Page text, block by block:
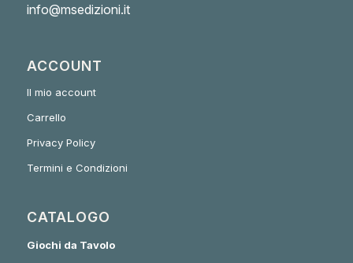
info@msedizioni.it
ACCOUNT
Il mio account
Carrello
Privacy Policy
Termini e Condizioni
CATALOGO
Giochi da Tavolo